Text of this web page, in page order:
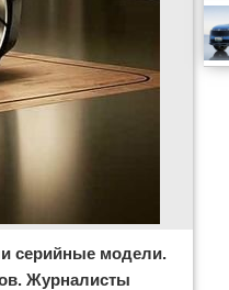
серийные модели.
Журналисты